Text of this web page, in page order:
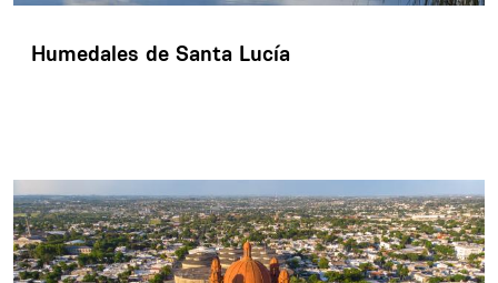
Humedales de Santa Lucía